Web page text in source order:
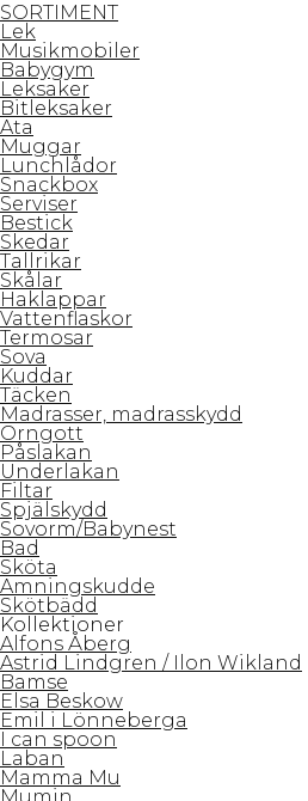
SORTIMENT
Lek
Musikmobiler
Babygym
Leksaker
Bitleksaker
Äta
Muggar
Lunchlådor
Snackbox
Serviser
Bestick
Skedar
Tallrikar
Skålar
Haklappar
Vattenflaskor
Termosar
Sova
Kuddar
Täcken
Madrasser, madrasskydd
Örngott
Påslakan
Underlakan
Filtar
Spjälskydd
Sovorm/Babynest
Bad
Sköta
Amningskudde
Skötbädd
Kollektioner
Alfons Åberg
Astrid Lindgren / Ilon Wikland
Bamse
Elsa Beskow
Emil i Lönneberga
I can spoon
Laban
Mamma Mu